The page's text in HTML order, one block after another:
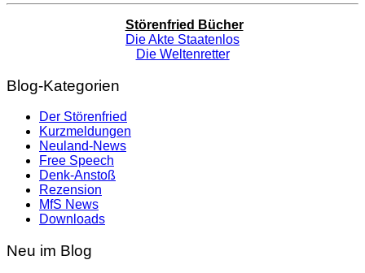
Störenfried Bücher
Die Akte Staatenlos
Die Weltenretter
Blog-Kategorien
Der Störenfried
Kurzmeldungen
Neuland-News
Free Speech
Denk-Anstoß
Rezension
MfS News
Downloads
Neu im Blog